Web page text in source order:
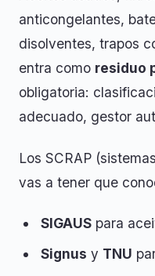
anticongelantes,
disolventes, trapos
entra como residuo
obligatoria:
adecuado, gestor
Los SCRAP
vas a tener que
SIGAUS para
Signus y TNU